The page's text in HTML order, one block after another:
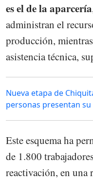
es el de la aparcería
administran el
producción,
asistencia técnica,
Nueva etapa de
personas presentan
Este esquema ha
de 1.800
reactivación, en una